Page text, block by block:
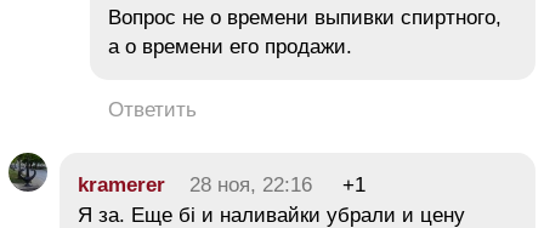
Вопрос не о времени выпивки спиртного,
а о времени его продажи.
Ответить
kramerer 28 ноя, 22:16
+1
Я за. Еще бі и наливайки убрали и цену